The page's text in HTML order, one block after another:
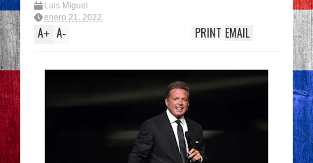
Luis Miguel
enero 21, 2022
A+ A- EMAIL
PRINT